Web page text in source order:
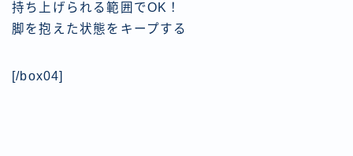
持ち上げられる範囲でOK！
脚を抱えた状態をキープする
[/box04]